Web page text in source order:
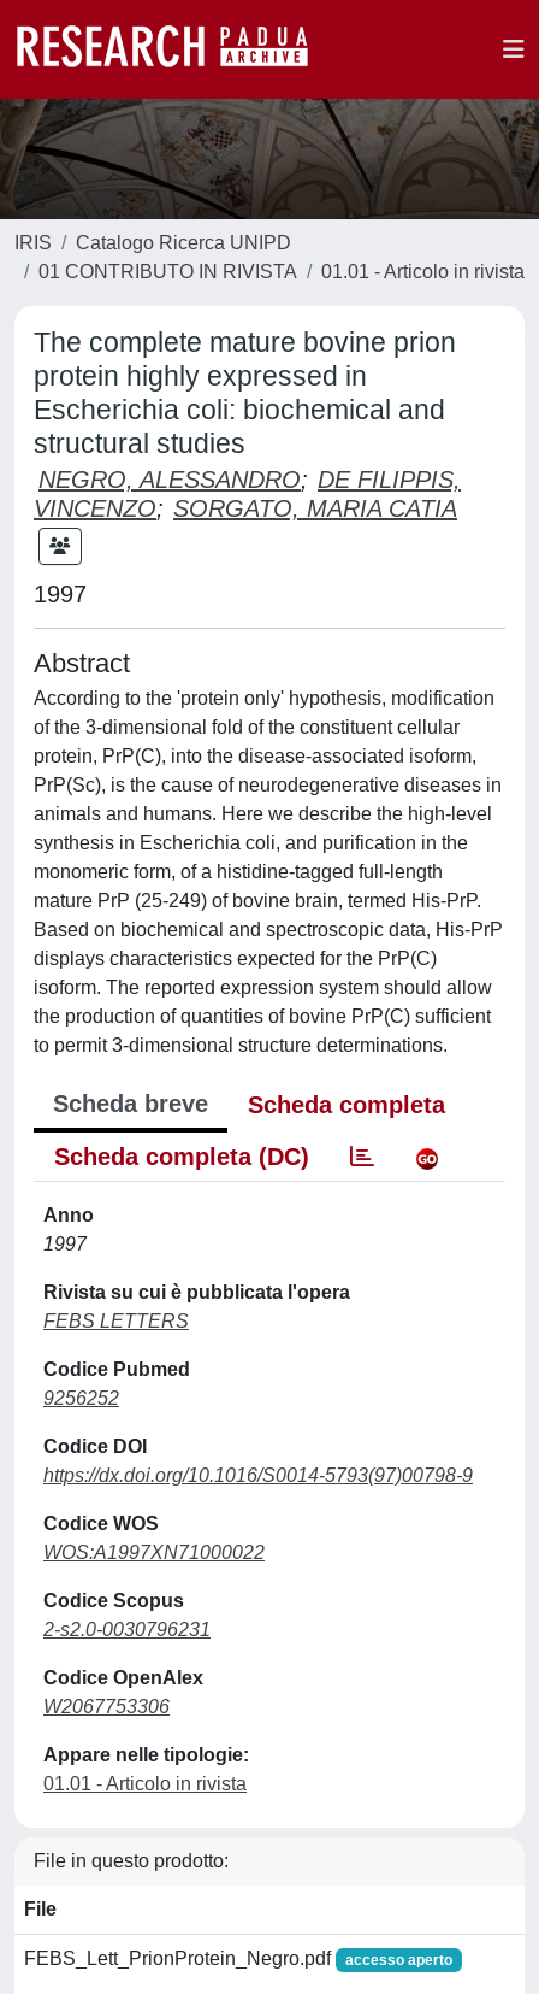
IRIS
Catalogo Ricerca UNIPD
01 CONTRIBUTO IN RIVISTA
01.01 - Articolo in rivista
The complete mature bovine prion
protein highly expressed in
Escherichia coli: biochemical and
structural studies
NEGRO, ALESSANDRO; DE FILIPPIS,
VINCENZO; SORGATO, MARIA CATIA
1997
Abstract
According to the 'protein only' hypothesis, modification
of the 3-dimensional fold of the constituent cellular
protein, PrP(C), into the disease-associated isoform,
PrP(Sc), is the cause of neurodegenerative diseases in
animals and humans. Here we describe the high-level
synthesis in Escherichia coli, and purification in the
monomeric form, of a histidine-tagged full-length
mature PrP (25-249) of bovine brain, termed His-PrP.
Based on biochemical and spectroscopic data, His-PrP
displays characteristics expected for the PrP(C)
isoform. The reported expression system should allow
the production of quantities of bovine PrP(C) sufficient
to permit 3-dimensional structure determinations.
Scheda breve
Scheda completa
Scheda completa (DC)
Anno
1997
Rivista su cui è pubblicata l'opera
FEBS LETTERS
Codice Pubmed
9256252
Codice DOI
https://dx.doi.org/10.1016/S0014-5793(97)00798-9
Codice WOS
WOS:A1997XN71000022
Codice Scopus
2-s2.0-0030796231
Codice OpenAlex
W2067753306
Appare nelle tipologie:
01.01 - Articolo in rivista
File in questo prodotto:
File
FEBS_Lett_PrionProtein_Negro.pdf accesso aperto